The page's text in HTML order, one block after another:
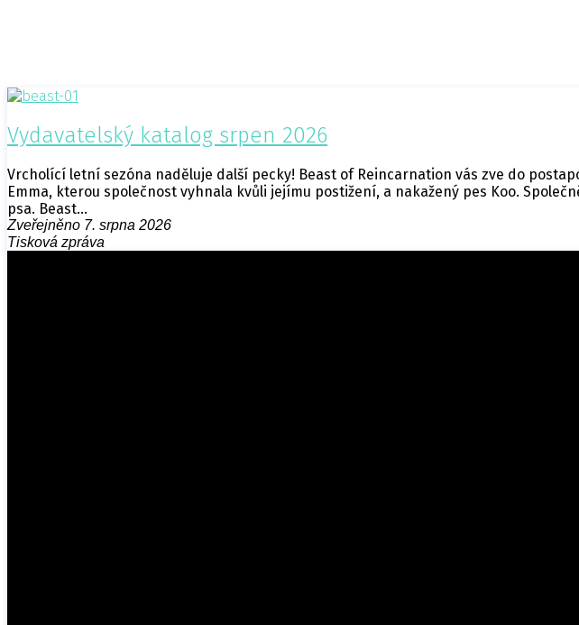
Vydavatelský katalog srpen 2026
Vrcholící letní sezóna naděluje další pecky! Beast of Reincarnation vás zve do
Emma, kterou společnost vyhnala kvůli jejímu postižení, a nakažený pes Koo.
psa. Beast…
Zveřejněno 7. srpna 2026
Tisková zpráva